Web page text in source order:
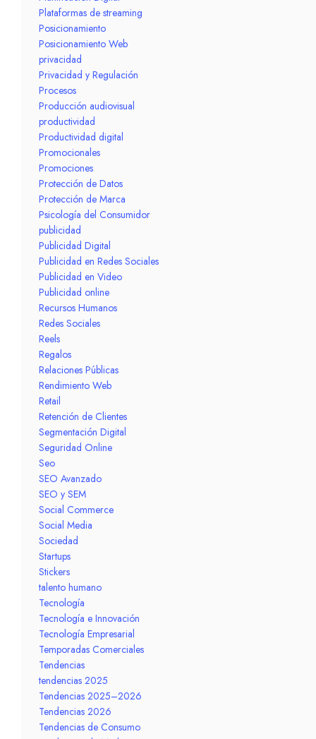
Plataformas de streaming
Posicionamiento
Posicionamiento Web
privacidad
Privacidad y Regulación
Procesos
Producción audiovisual
productividad
Productividad digital
Promocionales
Promociones
Protección de Datos
Protección de Marca
Psicología del Consumidor
publicidad
Publicidad Digital
Publicidad en Redes Sociales
Publicidad en Video
Publicidad online
Recursos Humanos
Redes Sociales
Reels
Regalos
Relaciones Públicas
Rendimiento Web
Retail
Retención de Clientes
Segmentación Digital
Seguridad Online
Seo
SEO Avanzado
SEO y SEM
Social Commerce
Social Media
Sociedad
Startups
Stickers
talento humano
Tecnología
Tecnología e Innovación
Tecnología Empresarial
Temporadas Comerciales
Tendencias
tendencias 2025
Tendencias 2025–2026
Tendencias 2026
Tendencias de Consumo